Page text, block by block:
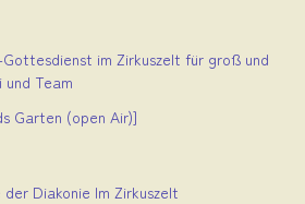
im Zirkuszelt für groß und
und Team
Garten (open Air)]
Diakonie Im Zirkuszelt